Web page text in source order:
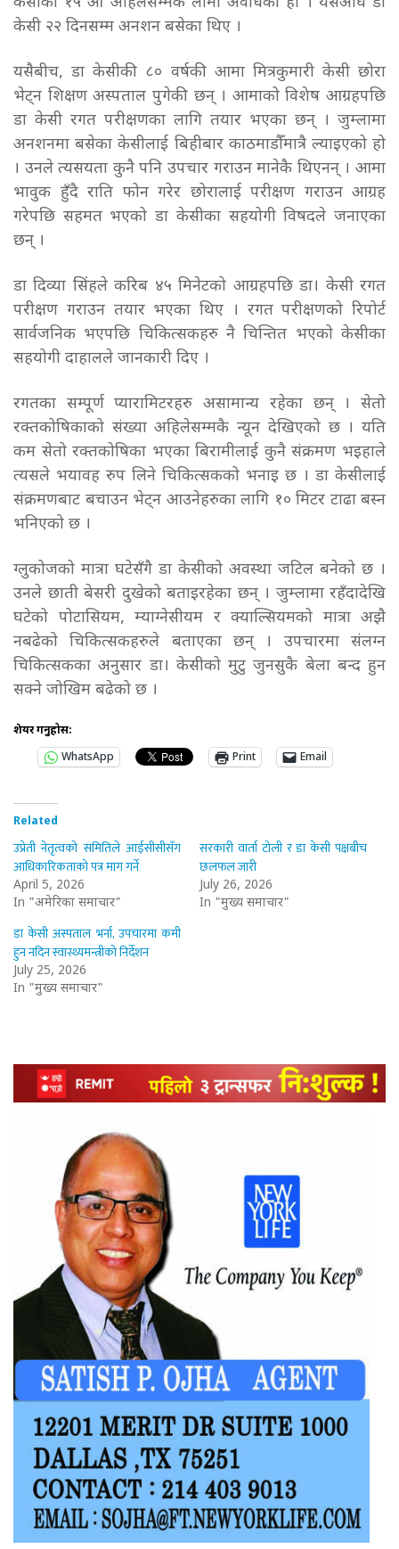
केसी २२ दिनसम्म अनशन बसेका थिए ।
यसैबीच, डा केसीकी ८० वर्षकी आमा मित्रकुमारी केसी छोरा
भेट्न शिक्षण अस्पताल पुगेकी छन् । आमाको विशेष आग्रहपछि
डा केसी रगत परीक्षणका लागि तयार भएका छन् । जुम्लामा
अनशनमा बसेका केसीलाई बिहीबार काठमाडौँमात्रै ल्याइएको हो
। उनले त्यसयता कुनै पनि उपचार गराउन मानेकै थिएनन् । आमा
भावुक हुँदै राति फोन गरेर छोरालाई परीक्षण गराउन आग्रह
गरेपछि सहमत भएको डा केसीका सहयोगी विषदले जनाएका
छन् ।
डा दिव्या सिंहले करिब ४५ मिनेटको आग्रहपछि डा। केसी रगत
परीक्षण गराउन तयार भएका थिए । रगत परीक्षणको रिपोर्ट
सार्वजनिक भएपछि चिकित्सकहरु नै चिन्तित भएको केसीका
सहयोगी दाहालले जानकारी दिए ।
रगतका सम्पूर्ण प्यारामिटरहरु असामान्य रहेका छन् । सेतो
रक्तकोषिकाको संख्या अहिलेसम्मकै न्यून देखिएको छ । यति
कम सेतो रक्तकोषिका भएका बिरामीलाई कुनै संक्रमण भइहाले
त्यसले भयावह रुप लिने चिकित्सकको भनाइ छ । डा केसीलाई
संक्रमणबाट बचाउन भेट्न आउनेहरुका लागि १० मिटर टाढा बस्न
भनिएको छ ।
ग्लुकोजको मात्रा घटेसँगै डा केसीको अवस्था जटिल बनेको छ ।
उनले छाती बेसरी दुखेको बताइरहेका छन् । जुम्लामा रहँदादेखि
घटेको पोटासियम, म्याग्नेसीयम र क्याल्सियमको मात्रा अझै
नबढेको चिकित्सकहरुले बताएका छन् । उपचारमा संलग्न
चिकित्सकका अनुसार डा। केसीको मुटु जुनसुकै बेला बन्द हुन
सक्ने जोखिम बढेको छ ।
शेयर गर्नुहोस:
WhatsApp
Print Email
Related
उप्रेती नेतृत्वको समितिले आईसीसीसँग
आधिकारिकताको पत्र माग गर्ने
April 5, 2026
In "अमेरिका समाचार"
सरकारी वार्ता टोली र डा केसी पक्षबीच
छलफल जारी
July 26, 2026
In "मुख्य समाचार"
डा केसी अस्पताल भर्ना, उपचारमा कमी
हुन नदिन स्वास्थ्यमन्त्रीको निर्देशन
July 25, 2026
In "मुख्य समाचार"